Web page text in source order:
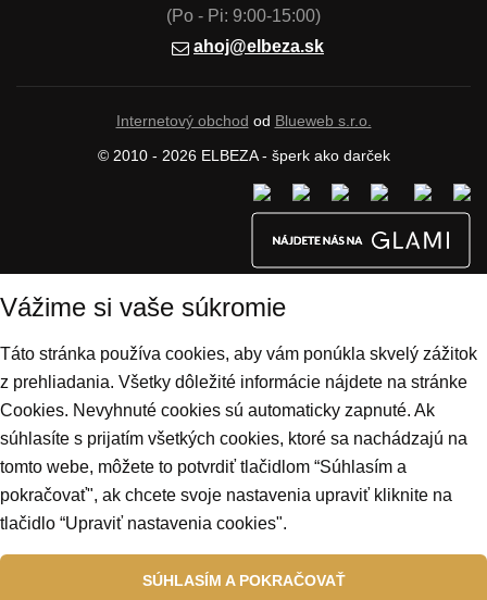
(Po - Pi: 9:00-15:00)
ahoj@elbeza.sk
Internetový obchod od Blueweb s.r.o.
© 2010 - 2026 ELBEZA - šperk ako darček
Vážime si vaše súkromie
Táto stránka používa cookies, aby vám ponúkla skvelý zážitok
z prehliadania. Všetky dôležité informácie nájdete na stránke
Cookies. Nevyhnuté cookies sú automaticky zapnuté. Ak
súhlasíte s prijatím všetkých cookies, ktoré sa nachádzajú na
tomto webe, môžete to potvrdiť tlačidlom “Súhlasím a
pokračovať", ak chcete svoje nastavenia upraviť kliknite na
tlačidlo “Upraviť nastavenia cookies".
SÚHLASÍM A POKRAČOVAŤ